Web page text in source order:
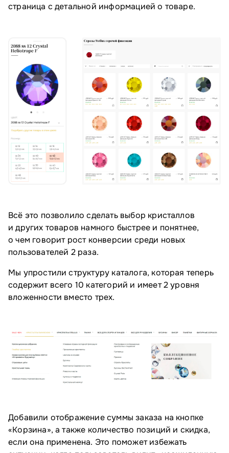
страница с детальной информацией о товаре.
Всё это позволило сделать выбор кристаллов
и других товаров намного быстрее и понятнее,
о чем говорит рост конверсии среди новых
пользователей 2 раза.
Мы упростили структуру каталога, которая теперь
содержит всего 10 категорий и имеет 2 уровня
вложенности вместо трех.
Добавили отображение суммы заказа на кнопке
«Корзина», а также количество позиций и скидка,
если она применена. Это поможет избежать